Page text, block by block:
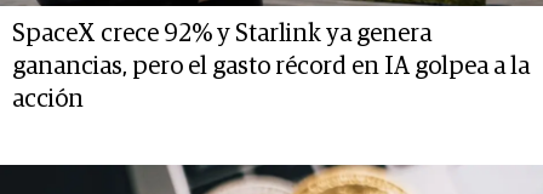
SpaceX crece 92% y Starlink ya genera
ganancias, pero el gasto récord en IA golpea a la
acción